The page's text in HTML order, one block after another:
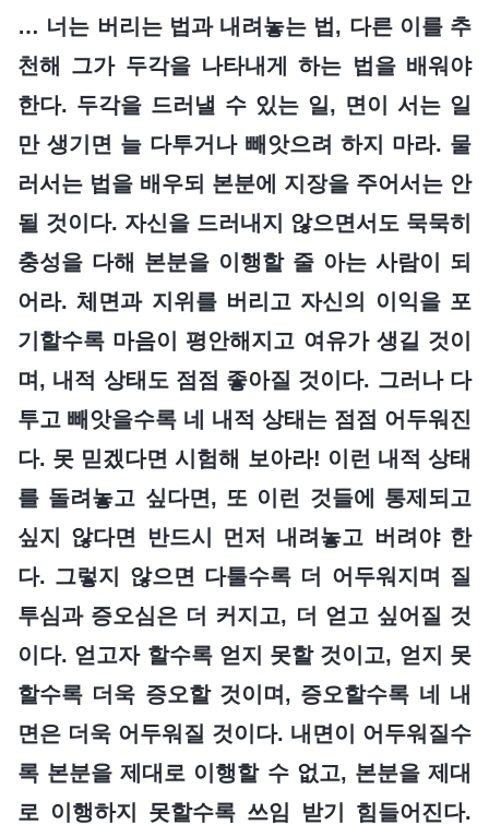
… 너는 버리는 법과 내려놓는 법, 다른 이를 추
천해 그가 두각을 나타내게 하는 법을 배워야
한다. 두각을 드러낼 수 있는 일, 면이 서는 일
만 생기면 늘 다투거나 빼앗으려 하지 마라. 물
러서는 법을 배우되 본분에 지장을 주어서는 안
될 것이다. 자신을 드러내지 않으면서도 묵묵히
충성을 다해 본분을 이행할 줄 아는 사람이 되
어라. 체면과 지위를 버리고 자신의 이익을 포
기할수록 마음이 평안해지고 여유가 생길 것이
며, 내적 상태도 점점 좋아질 것이다. 그러나 다
투고 빼앗을수록 네 내적 상태는 점점 어두워진
다. 못 믿겠다면 시험해 보아라! 이런 내적 상태
를 돌려놓고 싶다면, 또 이런 것들에 통제되고
싶지 않다면 반드시 먼저 내려놓고 버려야 한
다. 그렇지 않으면 다툴수록 더 어두워지며 질
투심과 증오심은 더 커지고, 더 얻고 싶어질 것
이다. 얻고자 할수록 얻지 못할 것이고, 얻지 못
할수록 더욱 증오할 것이며, 증오할수록 네 내
면은 더욱 어두워질 것이다. 내면이 어두워질수
록 본분을 제대로 이행할 수 없고, 본분을 제대
로 이행하지 못할수록 쓰임 받기 힘들어진다.